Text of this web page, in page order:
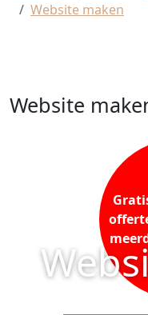
Website maken
Website